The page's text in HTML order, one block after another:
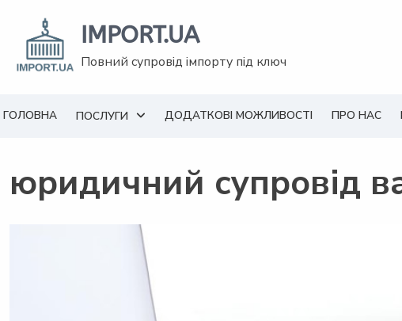
вмісту
IMPORT.UA
Повний супровід імпорту під ключ
ГОЛОВНА ПОСЛУГИ ДОДАТКОВІ МОЖЛИВОСТІ ПРО НАС
юридичний супровід